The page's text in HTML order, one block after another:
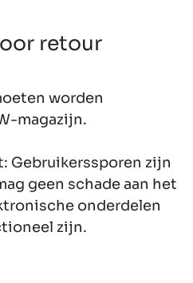
retour
worden
magazijn.
Gebruikerssporen zijn
geen schade aan het
onderdelen
zijn.